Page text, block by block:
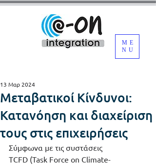
ME
NU
Μεταβατικοί Κίνδυνοι:
Κατανόηση και διαχείριση
τους στις επιχειρήσεις
13 Μαρ 2024
Σύμφωνα με τις συστάσεις
TCFD (Task Force on Climate-